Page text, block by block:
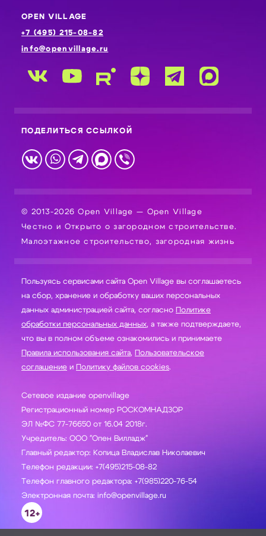
OPEN VILLAGE
+7 (495) 215-08-82
info@openvillage.ru
ПОДЕЛИТЬСЯ ССЫЛКОЙ
© 2013-2026 Open Village — Open Village
Честно и Открыто о загородном строительстве.
Малоэтажное строительство, загородная жизнь
Пользуясь сервисами сайта Open Village вы соглашаетесь
на сбор, хранение и обработку ваших персональных
данных администрацией сайта, согласно Политике
обработки персональных данных, а также подтверждаете,
что вы в полном объеме ознакомились и принимаете
Правила использования сайта, Пользовательское
соглашение и Политику файлов cookies.
Сетевое издание openvillage
Регистрационный номер РОСКОМНАДЗОР
ЭЛ №ФС 77-76650 от 16.04 2018г.
Учредитель: ООО "Опен Вилладж"
Главный редактор: Копица Владислав Николаевич
Телефон редакции: +7(495)215-08-82
Телефон главного редактора: +7(985)220-76-54
Электронная почта: info@openvillage.ru
12+